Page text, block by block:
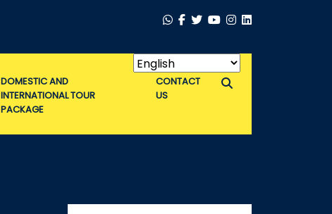
DOMESTIC AND
INTERNATIONAL TOUR
PACKAGE
CONTACT
US